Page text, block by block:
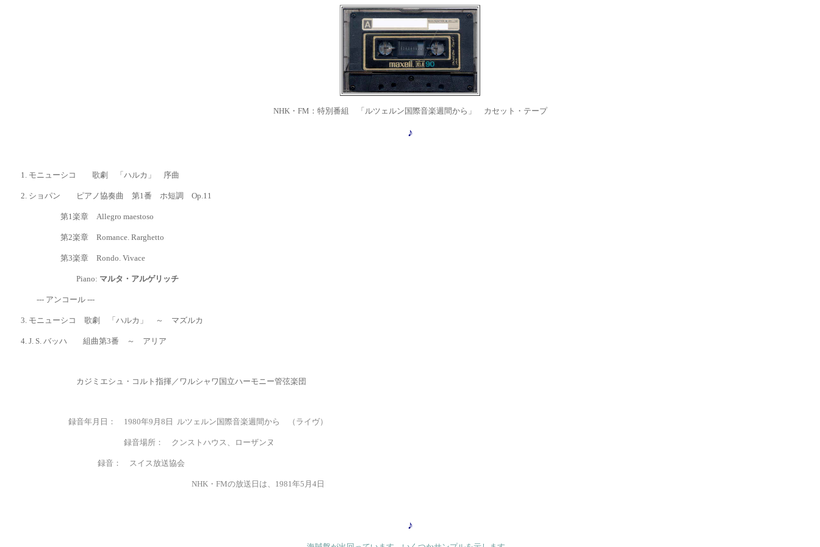
NHK・FM：特別番組 「ルツェルン国際音楽週間から」 カセット・テープ
♪
1. モニューシコ 歌劇 「ハルカ」 序曲
2. ショパン ピアノ協奏曲 第1番 ホ短調 Op.11
第1楽章 Allegro maestoso
第2楽章 Romance. Rarghetto
第3楽章 Rondo. Vivace
Piano: マルタ・アルゲリッチ
--- アンコール ---
3. モニューシコ 歌劇 「ハルカ」 ～ マズルカ
4. J. S. バッハ 組曲第3番 ～ アリア
カジミエシュ・コルト指揮／ワルシャワ国立ハーモニー管弦楽団
録音年月日： 1980年9月8日 ルツェルン国際音楽週間から （ライヴ）
録音場所： クンストハウス、ローザンヌ
録音： スイス放送協会
NHK・FMの放送日は、1981年5月4日
♪